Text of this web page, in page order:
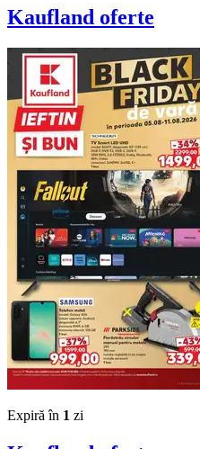
Kaufland oferte
Expiră în 1 zi